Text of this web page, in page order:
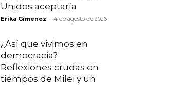
Unidos aceptaría
Erika Gimenez - 4 de agosto de 2026
¿Así que vivimos en
democracia?
Reflexiones crudas en
tiempos de Milei y un